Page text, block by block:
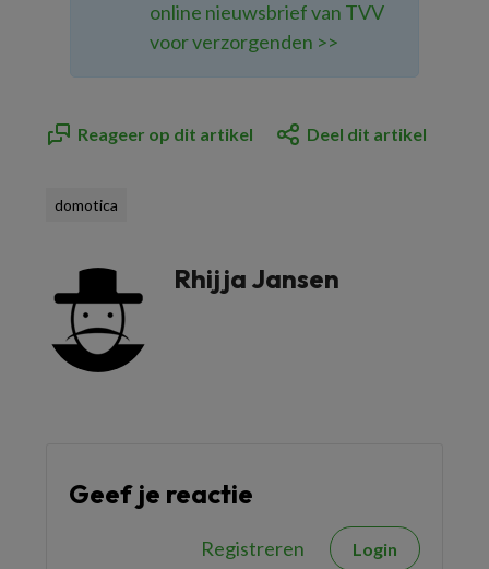
online nieuwsbrief van TVV
voor verzorgenden >>
Reageer op dit artikel Deel dit artikel
domotica
Rhijja Jansen
Geef je reactie
Registreren Login